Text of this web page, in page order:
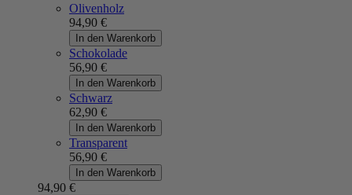
Olivenholz
94,90 €
In den Warenkorb
Schokolade
56,90 €
In den Warenkorb
Schwarz
62,90 €
In den Warenkorb
Transparent
56,90 €
In den Warenkorb
94,90 €